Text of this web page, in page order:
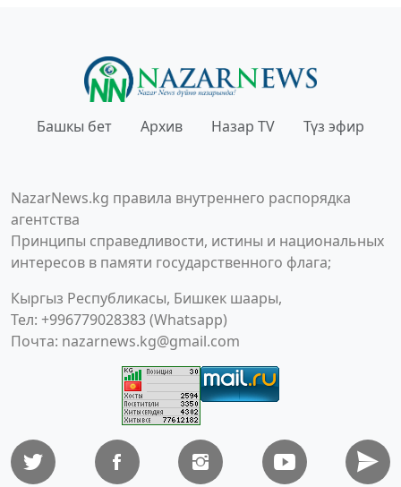
Башкы бет Архив Назар TV Түз эфир
NazarNews.kg правила внутреннего распорядка
агентства
Принципы справедливости, истины и национальных
интересов в памяти государственного флага;
Кыргыз Республикасы, Бишкек шаары,
Тел: +996779028383 (Whatsapp)
Почта: nazarnews.kg@gmail.com